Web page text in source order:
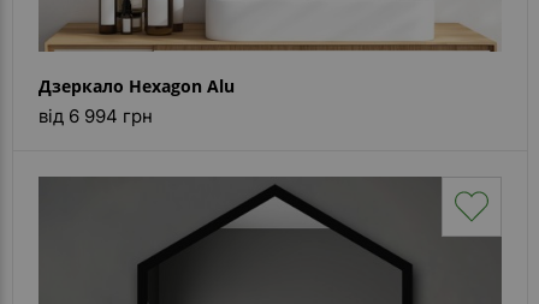
Дзеркало Hexagon Alu
від 6 994 грн